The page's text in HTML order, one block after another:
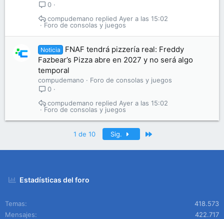
0
Foro de consolas y juegos
Ayer a las 15:02
compudemano
Noticia
FNAF tendrá pizzería real: Freddy
Fazbear’s Pizza abre en 2027 y no será algo
temporal
compudemano
Foro de consolas y juegos
0
Foro de consolas y juegos
Ayer a las 15:02
compudemano
1 de 10 Sig.
Estadísticas del foro
Temas
418.573
Mensajes
422.717